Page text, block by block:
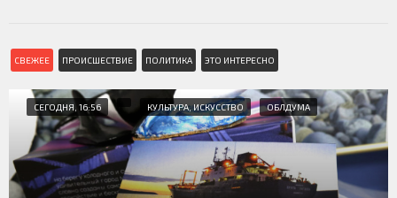
СВЕЖЕЕ ПРОИСШЕСТВИЕ ПОЛИТИКА ЭТО ИНТЕРЕСНО
СЕГОДНЯ, 16:56 КУЛЬТУРА, ИСКУССТВО ОБЛДУМА